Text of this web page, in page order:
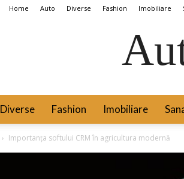
Home Auto Diverse Fashion Imobiliare
Diverse Fashion Imobiliare
Importanța softului CRM în agricultura modernă